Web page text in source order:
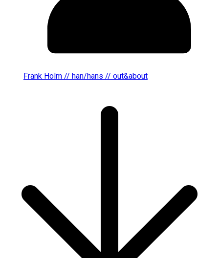
Frank Holm // han/hans // out&about